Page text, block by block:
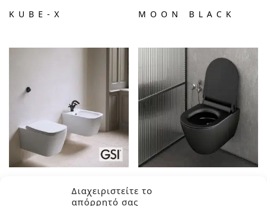
Διαχειριστείτε το
απόρρητό σας
KUBE-X MOON BLACK
PURA COLOR